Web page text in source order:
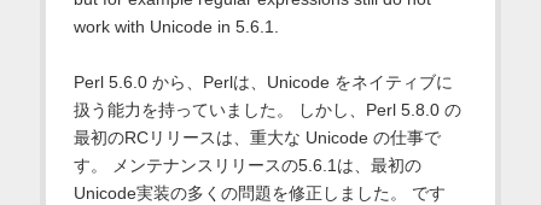
work with Unicode in 5.6.1.
Perl 5.6.0 から、Perlは、Unicode をネイティブに
扱う能力を持っていました。 しかし、Perl 5.8.0 の
最初のRCリリースは、重大な Unicode の仕事で
す。 メンテナンスリリースの5.6.1は、最初の
Unicode実装の多くの問題を修正しました。 です